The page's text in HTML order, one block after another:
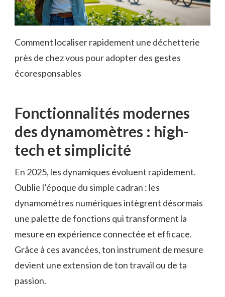
Comment localiser rapidement une déchetterie
près de chez vous pour adopter des gestes
écoresponsables
Fonctionnalités modernes
des dynamomètres : high-
tech et simplicité
En 2025, les dynamiques évoluent rapidement.
Oublie l’époque du simple cadran : les
dynamomètres numériques intègrent désormais
une palette de fonctions qui transforment la
mesure en expérience connectée et efficace.
Grâce à ces avancées, ton instrument de mesure
devient une extension de ton travail ou de ta
passion.